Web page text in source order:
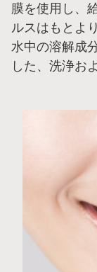
膜を使用し、
ルスはもとより
水中の溶解成
した、洗浄お